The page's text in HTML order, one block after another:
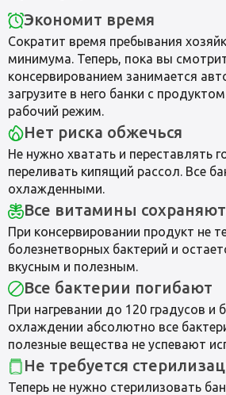
Экономит время
Сократит время пребывания
минимума. Теперь, пока вы
консервированием занимается
загрузите в него банки с
рабочий режим.
Нет риска обжечься
Не нужно хватать и переставлять
переливать кипящий рассол. Все
охлажденными.
Все витамины
При консервировании продукт не
болезнетворных бактерий и
вкусным и полезным.
Все бактерии погибают
При нагревании до 120 градусов и
охлаждении абсолютно все
полезные вещества не успевают
Не требуется
Теперь не нужно стерилизовать